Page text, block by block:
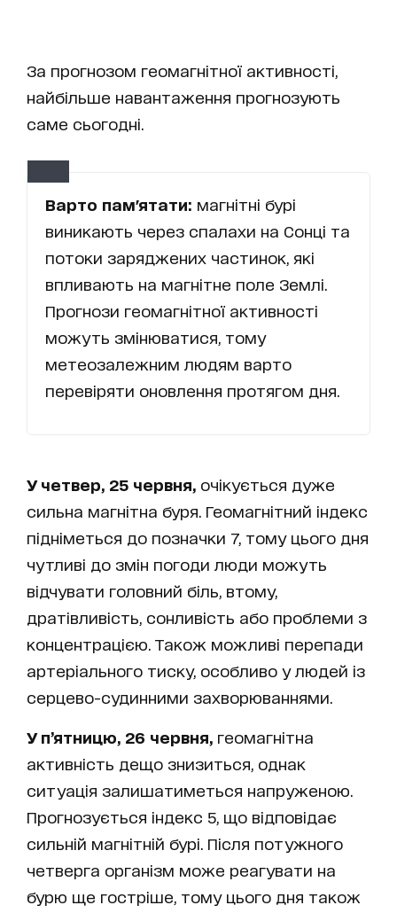
За прогнозом геомагнітної активності,
найбільше навантаження прогнозують
саме сьогодні.
Варто пам'ятати: магнітні бурі
виникають через спалахи на Сонці та
потоки заряджених частинок, які
впливають на магнітне поле Землі.
Прогнози геомагнітної активності
можуть змінюватися, тому
метеозалежним людям варто
перевіряти оновлення протягом дня.
У четвер, 25 червня, очікується дуже
сильна магнітна буря. Геомагнітний індекс
підніметься до позначки 7, тому цього дня
чутливі до змін погоди люди можуть
відчувати головний біль, втому,
дратівливість, сонливість або проблеми з
концентрацією. Також можливі перепади
артеріального тиску, особливо у людей із
серцево-судинними захворюваннями.
У п’ятницю, 26 червня, геомагнітна
активність дещо знизиться, однак
ситуація залишатиметься напруженою.
Прогнозується індекс 5, що відповідає
сильній магнітній бурі. Після потужного
четверга організм може реагувати на
бурю ще гостріше, тому цього дня також